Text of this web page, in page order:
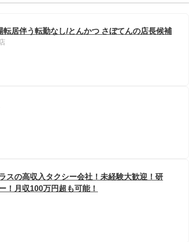
居伴う転勤なし/とんかつ さぼてんの店長候補
スの高収入タクシー会社！未経験大歓迎！研
！月収100万円超も可能！